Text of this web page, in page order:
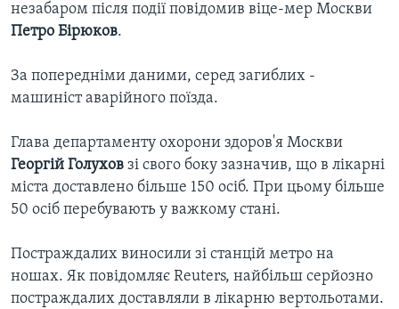
незабаром після події повідомив віце-мер Москви
Петро Бірюков.
За попередніми даними, серед загиблих -
машиніст аварійного поїзда.
Глава департаменту охорони здоров'я Москви
Георгій Голухов зі свого боку зазначив, що в лікарні
міста доставлено більше 150 осіб. При цьому більше
50 осіб перебувають у важкому стані.
Постраждалих виносили зі станцій метро на
ношах. Як повідомляє Reuters, найбільш серйозно
постраждалих доставляли в лікарню вертольотами.